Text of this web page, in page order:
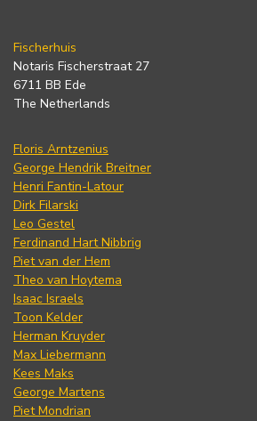
Fischerhuis
Notaris Fischerstraat 27
6711 BB Ede
The Netherlands
Floris Arntzenius
George Hendrik Breitner
Henri Fantin-Latour
Dirk Filarski
Leo Gestel
Ferdinand Hart Nibbrig
Piet van der Hem
Theo van Hoytema
Isaac Israels
Toon Kelder
Herman Kruyder
Max Liebermann
Kees Maks
George Martens
Piet Mondrian